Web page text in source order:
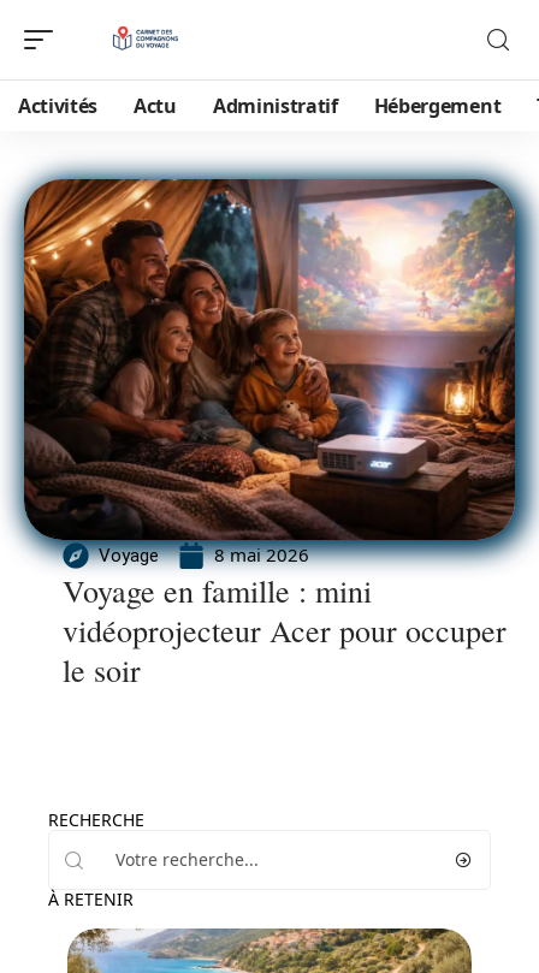
Activités Actu Administratif Hébergement
Voyage 8 mai 2026
Voyage en famille : mini
vidéoprojecteur Acer pour occuper
le soir
RECHERCHE
À RETENIR